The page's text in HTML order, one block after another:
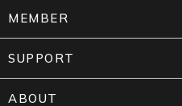
MEMBER
SUPPORT
ABOUT